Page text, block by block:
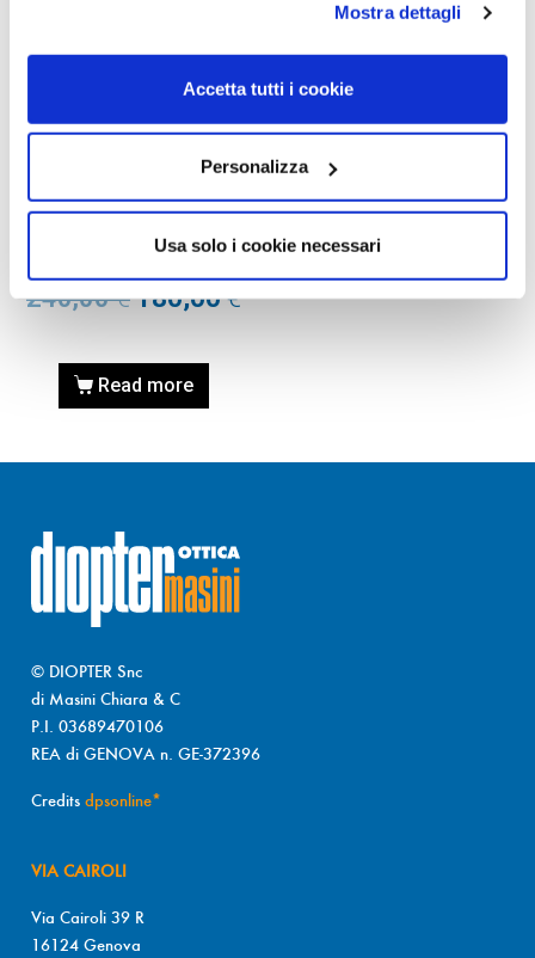
Mostra dettagli
Accetta tutti i cookie
Personalizza
Usa solo i cookie necessari
OCCHIALI DA SOLE
OCCHIALE DA SOLE TOM
FORD FT0555 55 01B – nero
lucido / fumo grad
240,00€ 180,00€
Read more
© DIOPTER Snc
di Masini Chiara & C
P.I. 03689470106
REA di GENOVA n. GE-372396
Credits dpsonline*
VIA CAIROLI
Via Cairoli 39 R
16124 Genova